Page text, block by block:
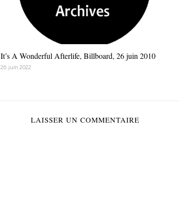
It’s A Wonderful Afterlife, Billboard, 26 juin 2010
26 juin 2022
LAISSER UN COMMENTAIRE